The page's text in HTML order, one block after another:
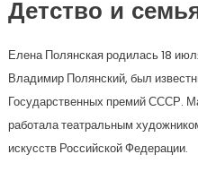
Детство и
Елена Полянская родилась 18
Владимир Полянский, был
Государственных премий СССР.
работала театральным
искусств Российской Федерации.